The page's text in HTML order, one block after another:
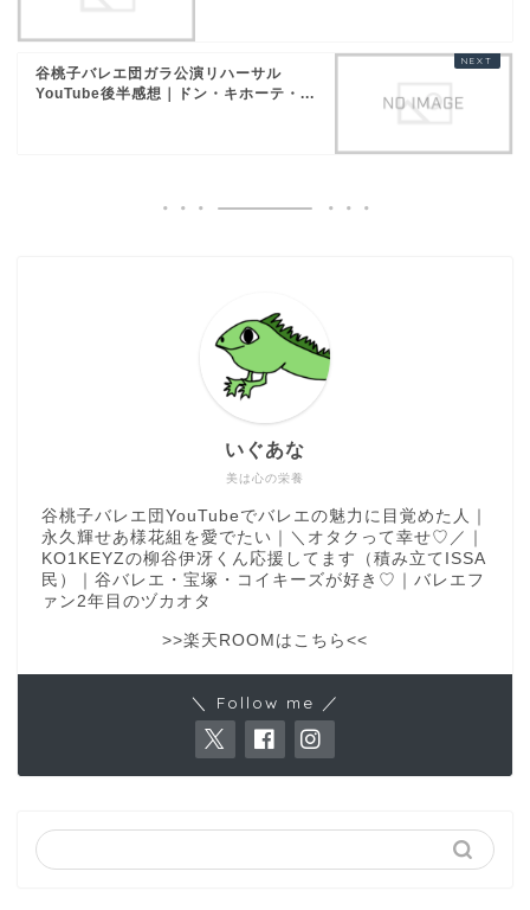
谷桃子バレエ団ガラ公演リハーサル
YouTube後半感想｜ドン・キホーテ・...
美は心の栄養
いぐあな
谷桃子バレエ団YouTubeでバレエの魅力に目覚めた人｜
永久輝せあ様花組を愛でたい｜＼オタクって幸せ♡／｜
KO1KEYZの柳谷伊冴くん応援してます（積み立てISSA
民）｜谷バレエ・宝塚・コイキーズが好き♡｜バレエフ
ァン2年目のヅカオタ
>>楽天ROOMはこちら<<
＼ Follow me ／